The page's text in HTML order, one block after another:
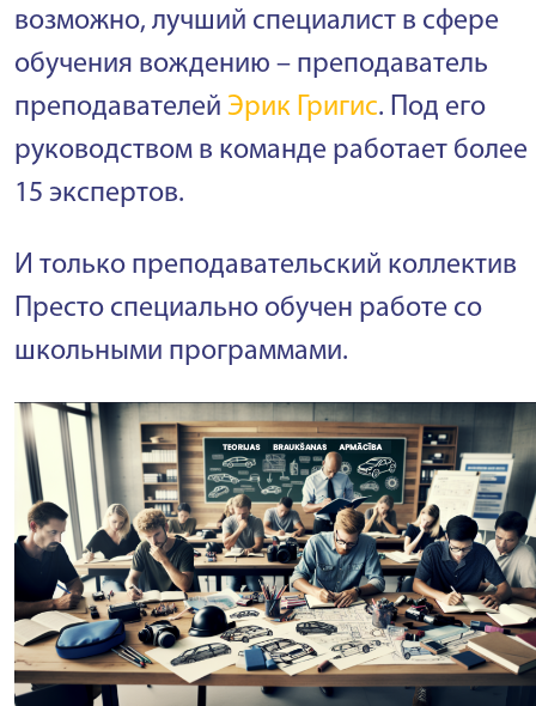
возможно, лучший специалист в сфере
обучения вождению – преподаватель
преподавателей Эрик Григис. Под его
руководством в команде работает более
15 экспертов.
И только преподавательский коллектив
Престо специально обучен работе со
школьными программами.